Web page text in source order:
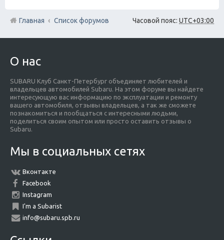
Часовой пояс: UTC+03:00
Главная Список форумов
О нас
SUBARU Клуб Санкт-Петербург объединяет любителей и
владельцев автомобилей Subaru. На этом форуме вы найдете
интересующую вас информацию по эксплуатации и ремонту
вашего автомобиля, отзывы владельцев, а так же сможете
познакомиться и пообщаться с интересными людьми,
поделиться своим опытом или просто оставить отзывы о
Subaru.
Мы в социальных сетях
Вконтакте
Facebook
Instagram
I'm a Subarist
info@subaru.spb.ru